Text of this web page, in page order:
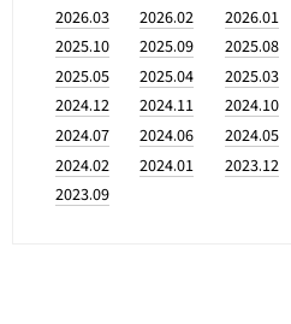
2026.03
2026.02 2026.01
2025.10
2025.09 2025.08
2025.05
2025.04 2025.03
2024.12
2024.11 2024.10
2024.07
2024.06 2024.05
2024.02
2024.01 2023.12
2023.09